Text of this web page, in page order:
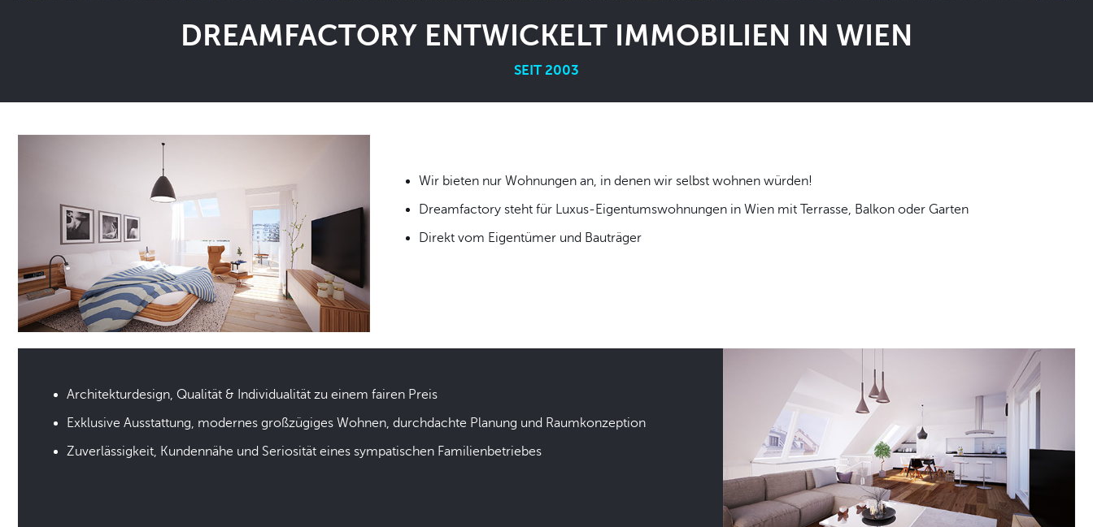
DREAMFACTORY ENTWICKELT IMMOBILIEN IN WIEN
SEIT 2003
Wir bieten nur Wohnungen an, in denen wir selbst wohnen würden!
Dreamfactory steht für Luxus-Eigentumswohnungen in Wien mit Terrasse, Balkon oder Garten
Direkt vom Eigentümer und Bauträger
Architekturdesign, Qualität & Individualität zu einem fairen Preis
Exklusive Ausstattung, modernes großzügiges Wohnen, durchdachte Planung und Raumkonzeption
Zuverlässigkeit, Kundennähe und Seriosität eines sympatischen Familienbetriebes